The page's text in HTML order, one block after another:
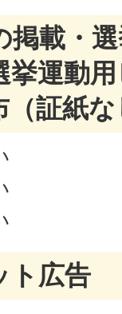
掲載・
運動
証紙
ト広告